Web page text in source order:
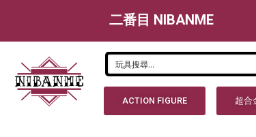
二番目 NIBANME
ACTION FIGURE 超合